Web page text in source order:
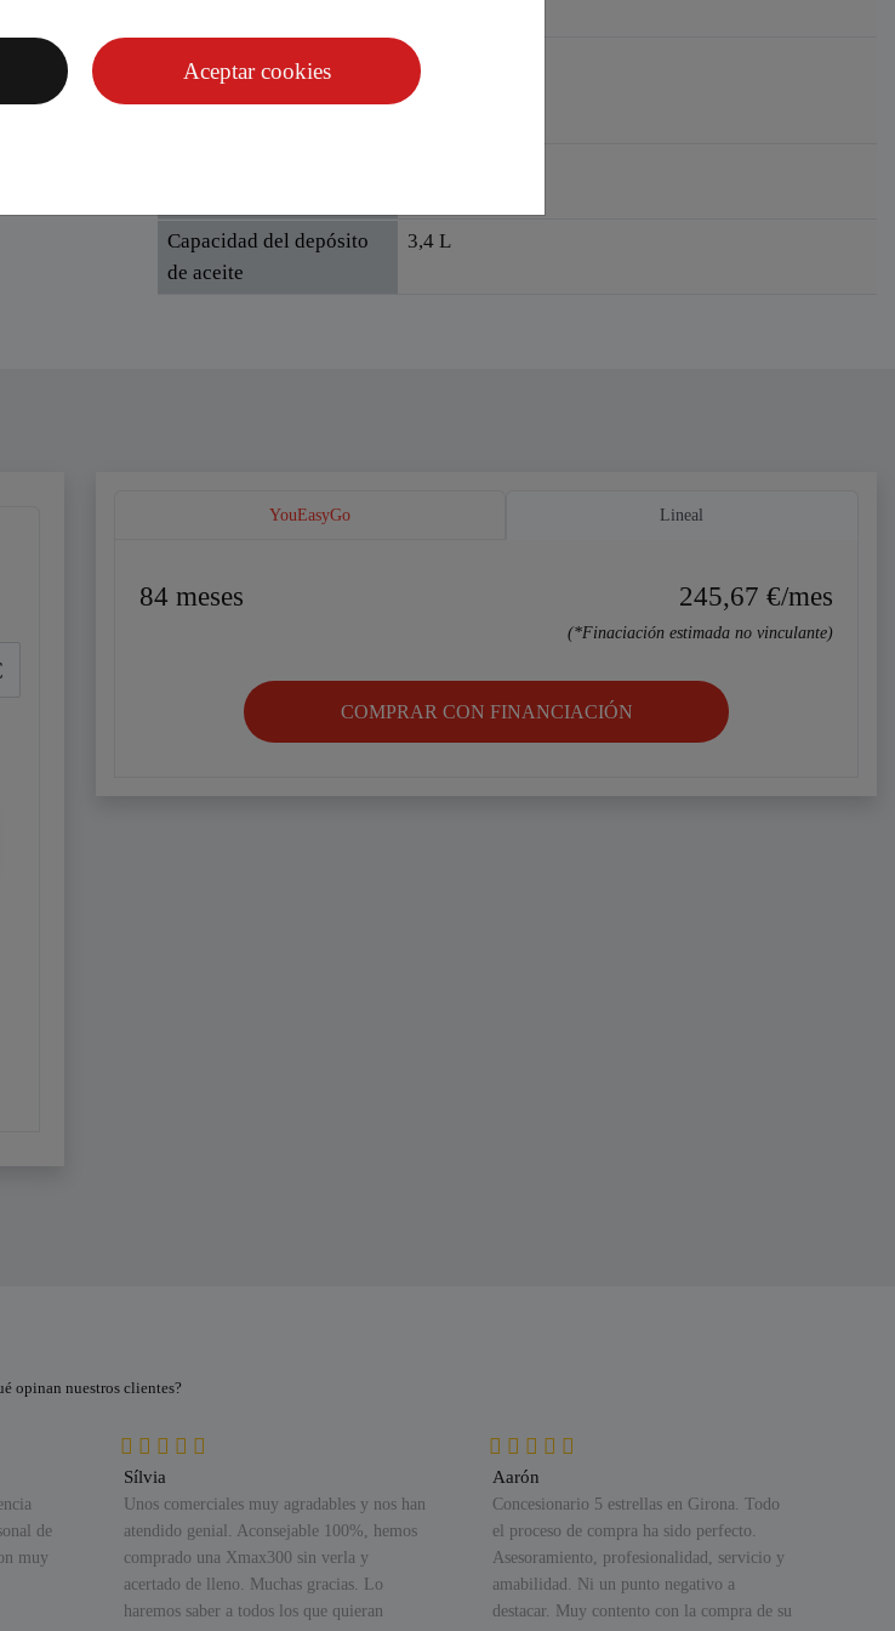
Peso (incluidos depósito
de aceite y depósito de
185 kg
Capacidad del depósito
de aceite
3,4 L
YouEasyGo Lineal
84 meses 245,67 €/mes
(*Finaciación estimada no vinculante)
COMPRAR CON FINANCIACIÓN
opinan nuestros clientes?
de
muy
Sílvia
Unos comerciales muy agradables y nos han
atendido genial. Aconsejable 100%, hemos
comprado una Xmax300 sin verla y
acertado de lleno. Muchas gracias. Lo
haremos saber a todos los que quieran
Aarón
Concesionario 5 estrellas en Girona. Todo
el proceso de compra ha sido perfecto.
Asesoramiento, profesionalidad, servicio y
amabilidad. Ni un punto negativo a
destacar. Muy contento con la compra de su
Aceptar cookies